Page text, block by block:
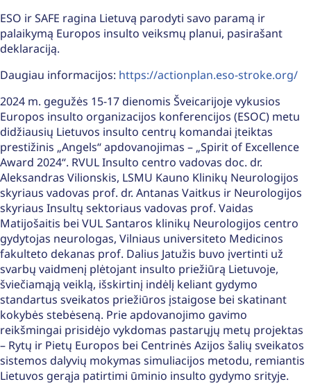
ESO ir SAFE ragina Lietuvą parodyti savo paramą ir
palaikymą Europos insulto veiksmų planui, pasirašant
deklaraciją.
Daugiau informacijos: https://actionplan.eso-stroke.org/
2024 m. gegužės 15-17 dienomis Šveicarijoje vykusios
Europos insulto organizacijos konferencijos (ESOC) metu
didžiausių Lietuvos insulto centrų komandai įteiktas
prestižinis „Angels“ apdovanojimas – „Spirit of Excellence
Award 2024“. RVUL Insulto centro vadovas doc. dr.
Aleksandras Vilionskis, LSMU Kauno Klinikų Neurologijos
skyriaus vadovas prof. dr. Antanas Vaitkus ir Neurologijos
skyriaus Insultų sektoriaus vadovas prof. Vaidas
Matijošaitis bei VUL Santaros klinikų Neurologijos centro
gydytojas neurologas, Vilniaus universiteto Medicinos
fakulteto dekanas prof. Dalius Jatužis buvo įvertinti už
svarbų vaidmenį plėtojant insulto priežiūrą Lietuvoje,
šviečiamąją veiklą, išskirtinį indėlį keliant gydymo
standartus sveikatos priežiūros įstaigose bei skatinant
kokybės stebėseną. Prie apdovanojimo gavimo
reikšmingai prisidėjo vykdomas pastarųjų metų projektas
– Rytų ir Pietų Europos bei Centrinės Azijos šalių sveikatos
sistemos dalyvių mokymas simuliacijos metodu, remiantis
Lietuvos gerąja patirtimi ūminio insulto gydymo srityje.